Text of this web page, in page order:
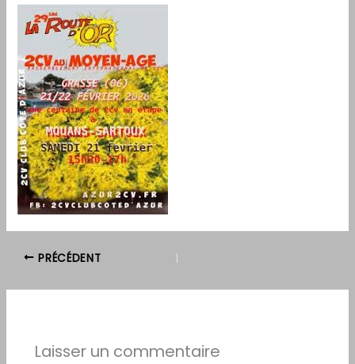
PRÉCÉDENT
Laisser un commentaire